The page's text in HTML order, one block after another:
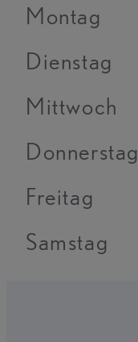
Montag
Dienstag
Mittwoch
Donnerstag
Freitag
Samstag